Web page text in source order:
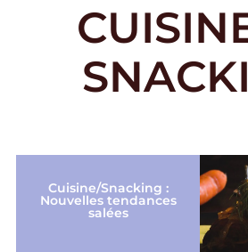
Cuisine/Snacking :
Nouvelles tendances
salées